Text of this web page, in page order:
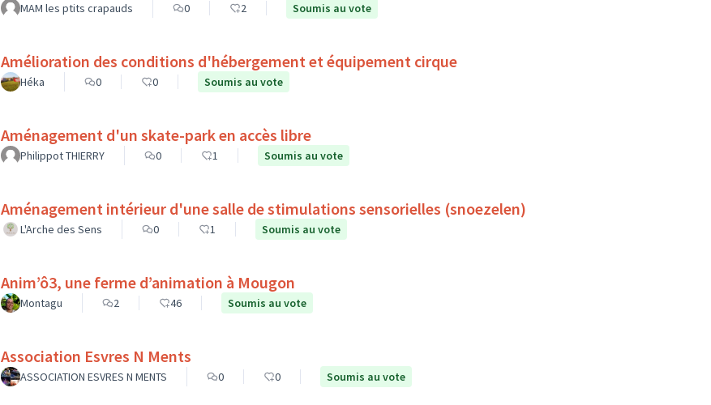
MAM les ptits crapauds 0 2 Soumis au vote
Amélioration des conditions d'hébergement et équipement cirque
Héka 0 0 Soumis au vote
Aménagement d'un skate-park en accès libre
Philippot THIERRY 0 1 Soumis au vote
Aménagement intérieur d'une salle de stimulations sensorielles (snoezelen)
L'Arche des Sens 0 1 Soumis au vote
Anim’ô3, une ferme d’animation à Mougon
Montagu 2 46 Soumis au vote
Association Esvres N Ments
ASSOCIATION ESVRES N MENTS 0 0 Soumis au vote